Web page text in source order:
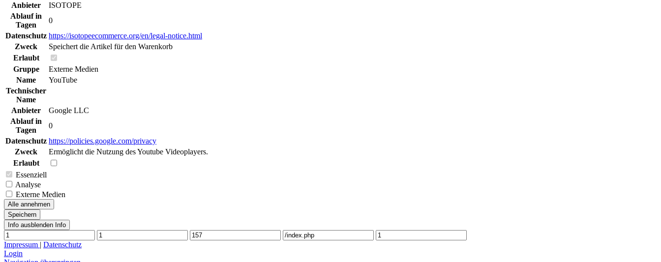
Anbieter
ISOTOPE
Ablauf in
Tagen
0
Datenschutz https://isotopeecommerce.org/en/legal-notice.html
Zweck
Speichert die Artikel für den Warenkorb
Erlaubt
Gruppe
Externe Medien
Name
YouTube
Technischer
Name
Anbieter
Google LLC
Ablauf in
Tagen
0
Datenschutz https://policies.google.com/privacy
Zweck
Ermöglicht die Nutzung des Youtube Videoplayers.
Erlaubt
Essenziell
Analyse
Externe Medien
Alle annehmen
Speichern
Info ausblenden Info
Impressum | Datenschutz
Login